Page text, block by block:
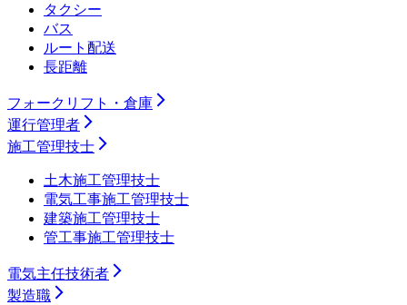
タクシー
バス
ルート配送
長距離
フォークリフト・倉庫
運行管理者
施工管理技士
土木施工管理技士
電気工事施工管理技士
建築施工管理技士
管工事施工管理技士
電気主任技術者
製造職